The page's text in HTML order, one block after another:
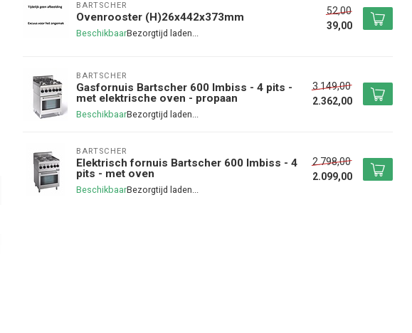
BARTSCHER
Ovenrooster (H)26x442x373mm
Beschikbaar
52,00
39,00
BARTSCHER
Gasfornuis Bartscher 600 Imbiss - 4 pits -
met elektrische oven - propaan
Beschikbaar
3.149,00
2.362,00
BARTSCHER
Elektrisch fornuis Bartscher 600 Imbiss - 4
pits - met oven
Beschikbaar
2.798,00
2.099,00